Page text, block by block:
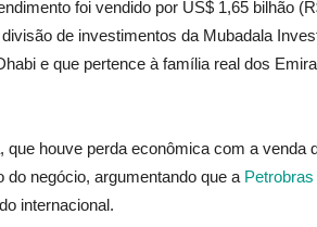
foi vendido por US$ 1,65 bilhão
divisão de investimentos da Mubadala
e que pertence à família real dos
houve perda econômica com a venda
negócio, argumentando que a Petrobras
internacional.